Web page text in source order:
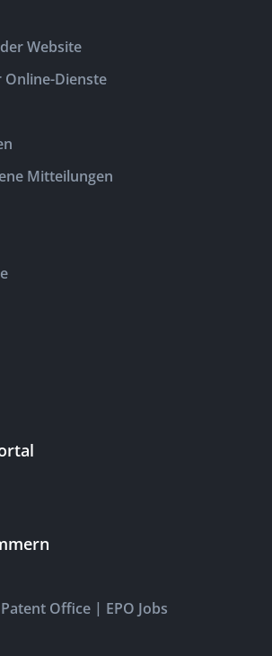
Website
Dienste
Mitteilungen
Office | EPO Jobs